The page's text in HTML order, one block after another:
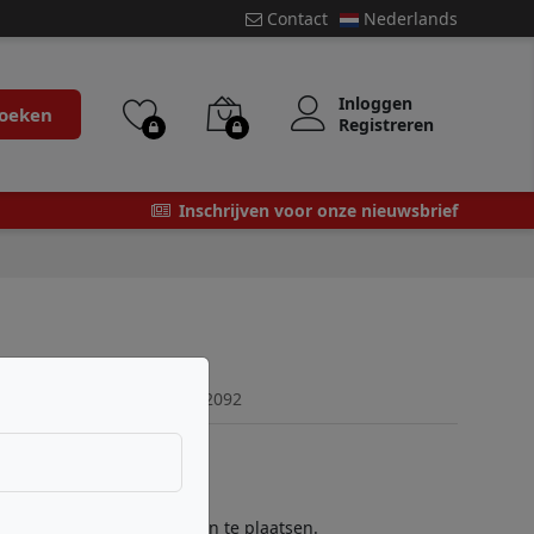
Contact Nederlands
Inloggen
Registreren
Inschrijven voor onze nieuwsbrief
1,5m
8017224032092
om bestellingen te plaatsen.